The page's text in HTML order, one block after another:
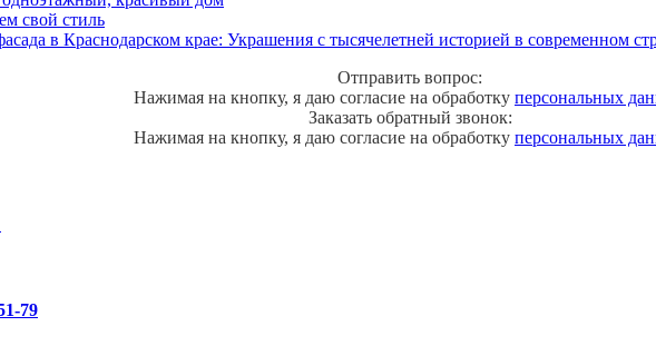
свой стиль
в Краснодарском крае: Украшения с тысячелетней историей в современном
Отправить вопрос:
Нажимая на кнопку, я даю согласие на обработку персональных
Заказать обратный звонок:
Нажимая на кнопку, я даю согласие на обработку персональных
79